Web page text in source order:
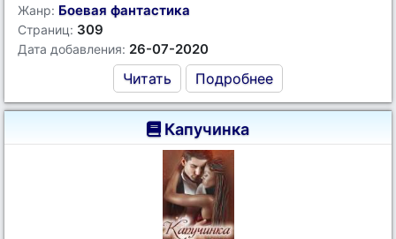
Жанр: Боевая фантастика
Страниц: 309
Дата добавления: 26-07-2020
Читать Подробнее
Капучинка